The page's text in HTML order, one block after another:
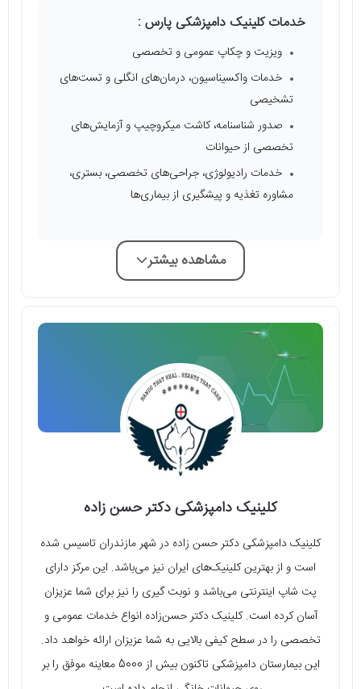
خدمات کلینیک دامپزشکی پارس :
ویزیت و چکاپ عمومی و تخصصی
خدمات واکسیناسیون، درمان‌های انگلی و تست‌های
تشخیصی
صدور شناسنامه، کاشت میکروچیپ و آزمایش‌های
تخصصی از حیوانات
خدمات رادیولوژی، جراحی‌های تخصصی، بستری،
مشاوره تغذیه و پیشگیری از بیماری‌ها
مشاهده بیشتر
کلینیک دامپزشکی دکتر حسن‌ زاده
کلینیک دامپزشکی دکتر حسن‌ زاده در شهر مازندران تاسیس شده
است و از بهترین کلینیک‌های ایران نیز می‌باشد. این مرکز دارای
پت شاپ اینترنتی می‌باشد و نوبت گیری را نیز برای شما عزیزان
آسان کرده است. کلینیک دکتر حسن‌زاده انواع خدمات عمومی و
تخصصی را در سطح کیفی بالایی به شما عزیزان ارائه خواهد داد.
این بیمارستان دامپزشکی تاکنون بیش از 5000 معاینه موفق را بر